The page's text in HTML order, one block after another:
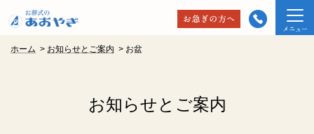
ホーム > お知らせとご案内 > お盆
お知らせとご案内